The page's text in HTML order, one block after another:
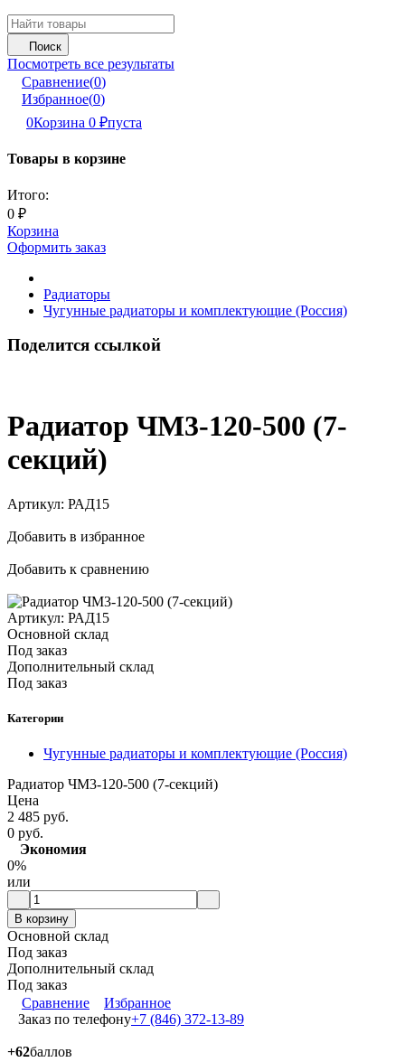
Поиск
Посмотреть все результаты
Сравнение(0)
Избранное(0)
0Корзина 0 ₽пуста
Товары в корзине
Итого:
0 ₽
Корзина
Оформить заказ
Радиаторы
Чугунные радиаторы и комплектующие (Россия)
Поделится ссылкой
Радиатор ЧМ3-120-500 (7-
секций)
Артикул: РАД15
Добавить в избранное
Добавить к сравнению
Артикул: РАД15
Основной склад
Под заказ
Дополнительный склад
Под заказ
Категории
Чугунные радиаторы и комплектующие (Россия)
Радиатор ЧМ3-120-500 (7-секций)
Цена
2 485 руб.
0 руб.
Экономия
0%
или
В корзину
Основной склад
Под заказ
Дополнительный склад
Под заказ
Сравнение
Избранное
Заказ по телефону+7 (846) 372-13-89
+62баллов